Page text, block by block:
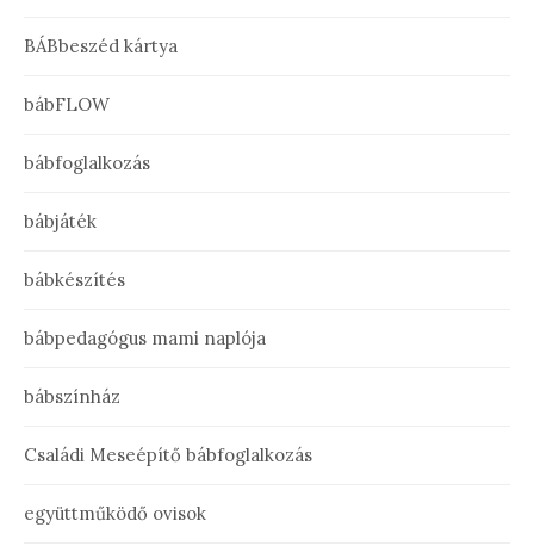
BÁBbeszéd kártya
bábFLOW
bábfoglalkozás
bábjáték
bábkészítés
bábpedagógus mami naplója
bábszínház
Családi Meseépítő bábfoglalkozás
együttműködő ovisok